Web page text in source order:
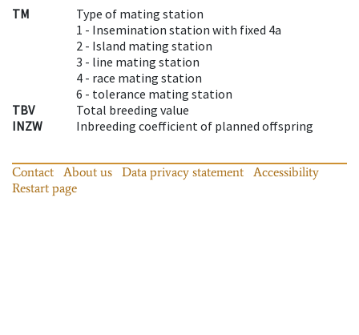
TM
Type of mating station
1 - Insemination station with fixed 4a
2 - Island mating station
3 - line mating station
4 - race mating station
6 - tolerance mating station
TBV
Total breeding value
INZW
Inbreeding coefficient of planned offspring
Contact About us Data privacy statement
Accessibility
Restart page